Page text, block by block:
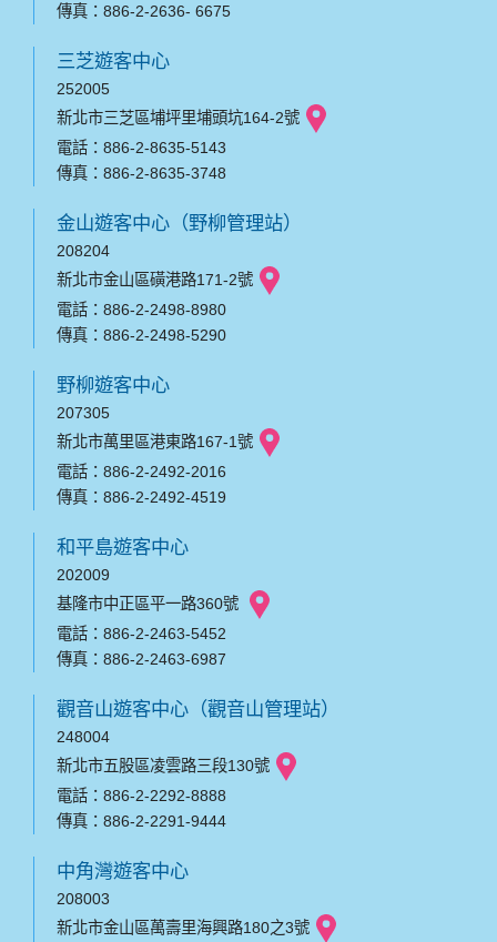
傳真：886-2-2636- 6675
三芝遊客中心
252005
新北市三芝區埔坪里埔頭坑164-2號
電話：886-2-8635-5143
傳真：886-2-8635-3748
金山遊客中心（野柳管理站）
208204
新北市金山區磺港路171-2號
電話：886-2-2498-8980
傳真：886-2-2498-5290
野柳遊客中心
207305
新北市萬里區港東路167-1號
電話：886-2-2492-2016
傳真：886-2-2492-4519
和平島遊客中心
202009
基隆市中正區平一路360號
電話：886-2-2463-5452
傳真：886-2-2463-6987
觀音山遊客中心（觀音山管理站）
248004
新北市五股區凌雲路三段130號
電話：886-2-2292-8888
傳真：886-2-2291-9444
中角灣遊客中心
208003
新北市金山區萬壽里海興路180之3號